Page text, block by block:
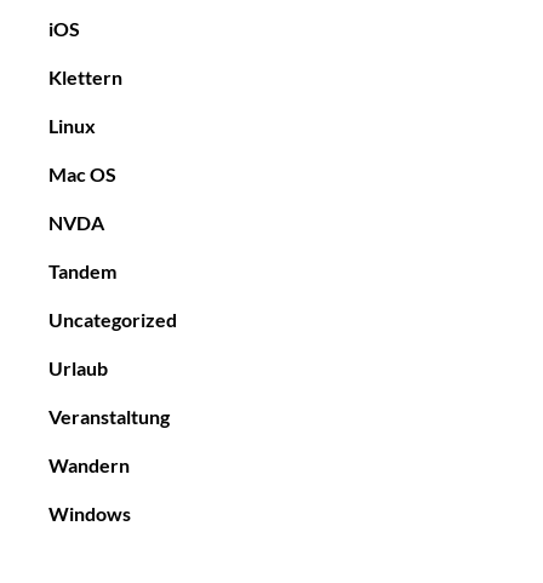
iOS
Klettern
Linux
Mac OS
NVDA
Tandem
Uncategorized
Urlaub
Veranstaltung
Wandern
Windows